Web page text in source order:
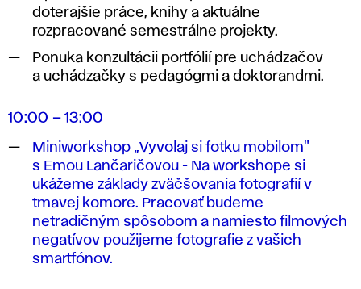
doterajšie práce, knihy a aktuálne
rozpracované semestrálne projekty.
Ponuka konzultácii portfólií pre uchádzačov
a uchádzačky s pedagógmi a doktorandmi.
10:00 – 13:00
Miniworkshop „Vyvolaj si fotku mobilom"
s Emou Lančaričovou - Na workshope si
ukážeme základy zväčšovania fotografií v
tmavej komore. Pracovať budeme
netradičným spôsobom a namiesto filmových
negatívov použijeme fotografie z vašich
smartfónov.